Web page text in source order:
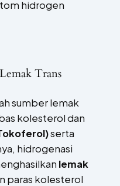
hidrogen
Trans
sumber lemak
kolesterol dan
serta
hidrogenasi
lemak
paras kolesterol